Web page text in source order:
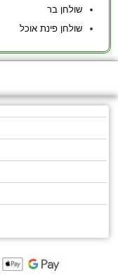
שולחן בר
שולחן פינת אוכל